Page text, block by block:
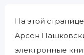
На этой
Арсен
электронные